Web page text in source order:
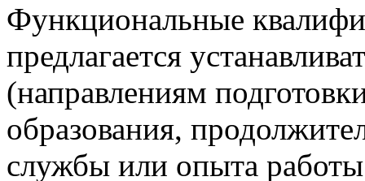
Функциональные
предлагается
(направлениям
образования,
службы или опыта